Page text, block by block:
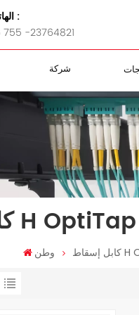
الهاتف :
755 -23764821
شركة
وطن